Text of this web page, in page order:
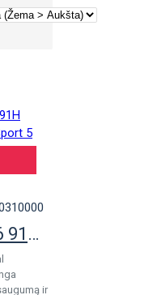
205/55R16 91H Uniroyal RainSport 5
ir